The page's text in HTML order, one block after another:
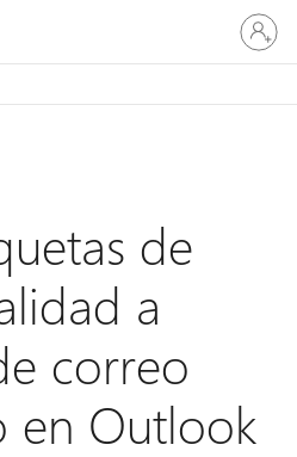
Iniciar
sesión
en
cuenta
de
a
correo
en Outlook